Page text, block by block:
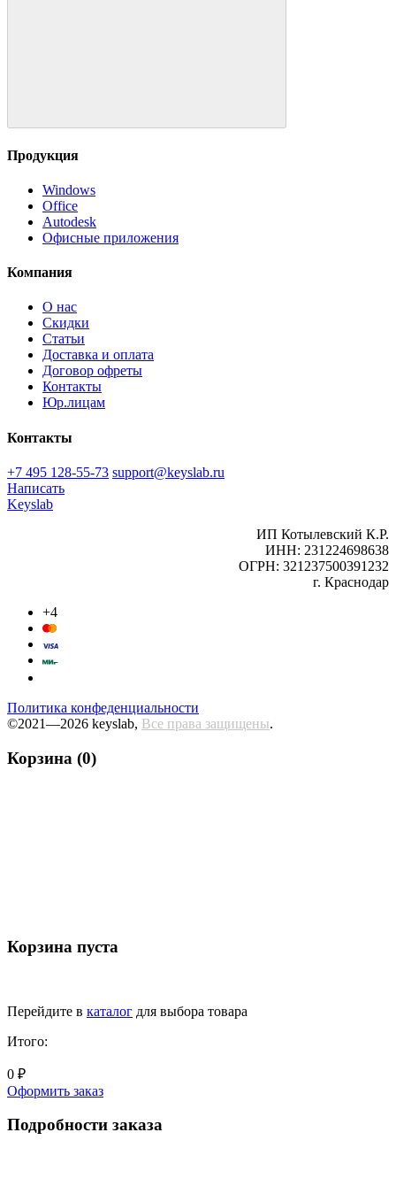
Продукция
Windows
Office
Autodesk
Офисные приложения
Компания
О нас
Скидки
Статьи
Доставка и оплата
Договор офреты
Контакты
Юр.лицам
Контакты
+7 495 128-55-73 support@keyslab.ru
Написать
Keyslab
ИП Котылевский К.Р.
ИНН: 231224698638
ОГРН: 321237500391232
г. Краснодар
+4
Политика конфеденциальности
©2021—2026 keyslab, Все права защищены.
Корзина (0)
Корзина пуста
Перейдите в каталог для выбора товара
Итого:
0 ₽
Оформить заказ
Подробности заказа